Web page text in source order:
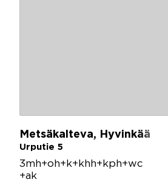
Metsäkalteva, Hyvinkää
Urputie 5
3mh+oh+k+khh+kph+wc
+ak